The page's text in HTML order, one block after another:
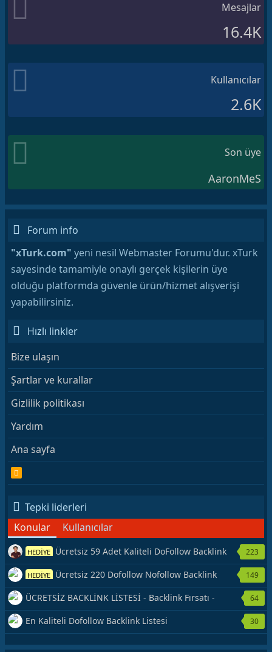
Mesajlar
16.4K
Kullanıcılar
2.6K
Son üye
AaronMeS
Forum info
"xTurk.com" yeni nesil Webmaster Forumu'dur. xTurk
sayesinde tamamiyle onaylı gerçek kişilerin üye
olduğu platformda güvenle ürün/hizmet alışverişi
yapabilirsiniz.
Hızlı linkler
Bize ulaşın
Şartlar ve kurallar
Gizlilik politikası
Yardım
Ana sayfa
S
Tepki liderleri
Konular
Kullanıcılar
HEDİYE Ücretsiz 59 Adet Kaliteli DoFollow Backlink
Kaynağı Veriyorum.
223
HEDİYE Ücretsiz 220 Dofollow Nofollow Backlink
Veriyorum
149
ÜCRETSİZ BACKLİNK LİSTESİ - Backlink Fırsatı -
Hemen Yetiş!
64
En Kaliteli Dofollow Backlink Listesi 30